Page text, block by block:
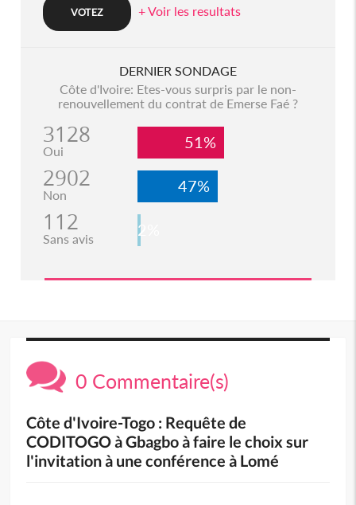
+ Voir les resultats
DERNIER SONDAGE
Côte d'Ivoire: Etes-vous surpris par le non-
renouvellement du contrat de Emerse Faé ?
3128
Oui 51%
2902
Non 47%
112
Sans avis 2%
0 Commentaire(s)
Côte d'Ivoire-Togo : Requête de
CODITOGO à Gbagbo à faire le choix sur
l'invitation à une conférence à Lomé